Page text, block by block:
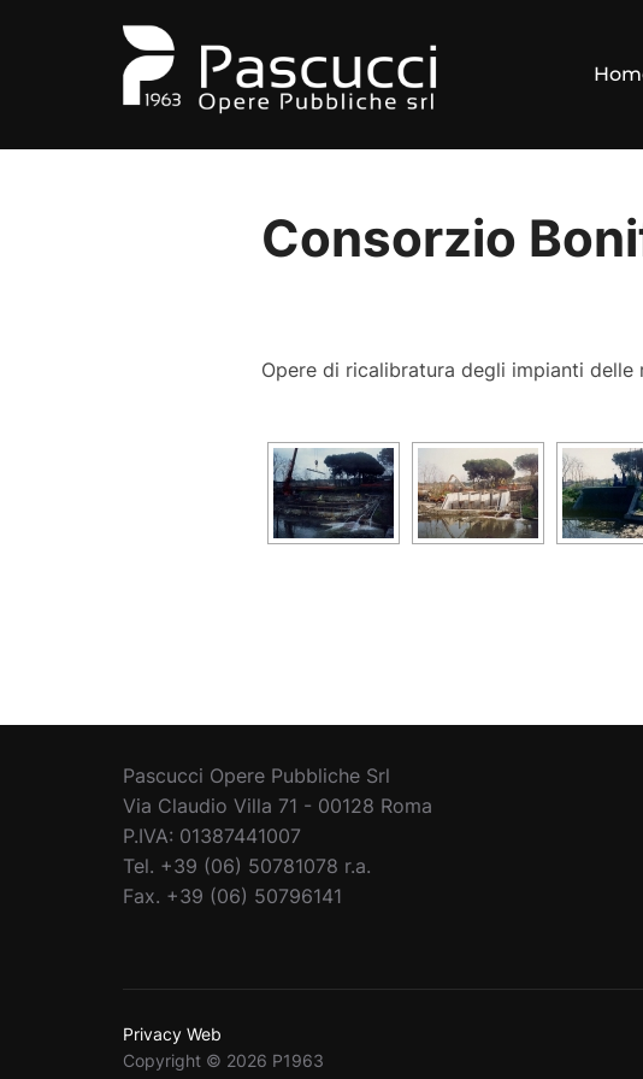
Consorzio
Opere di ricalibratura degli impianti delle
Pascucci Opere Pubbliche Srl
Via Claudio Villa 71 - 00128 Roma
P.IVA: 01387441007
Tel. +39 (06) 50781078 r.a.
Fax. +39 (06) 50796141
Privacy Web
Copyright © 2026 P1963